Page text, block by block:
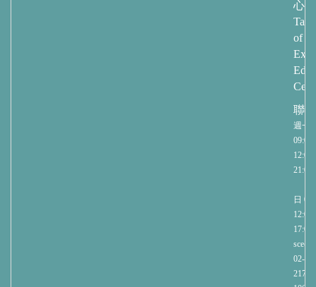
心
of
聯
週一
09:00-
21:00
日
17:00
02-
2171